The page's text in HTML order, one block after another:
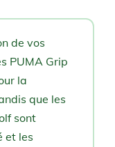
de vos
PUMA Grip
la
que les
sont
et les